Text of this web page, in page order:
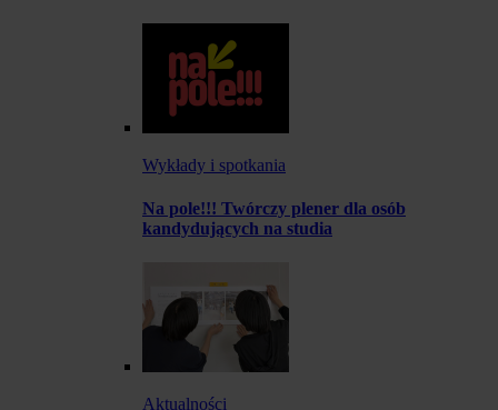
Wykłady i spotkania
Na pole!!! Twórczy plener dla osób
kandydujących na studia
Aktualności